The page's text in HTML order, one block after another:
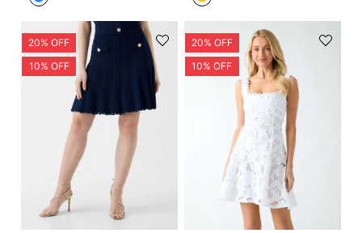
Agregar + Agregar +